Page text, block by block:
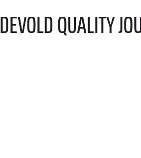
DEVOLD QUALITY